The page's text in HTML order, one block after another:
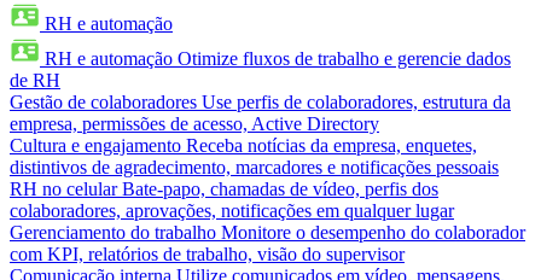
RH e automação
RH e automação Otimize fluxos de trabalho e gerencie dados
de RH
Gestão de colaboradores Use perfis de colaboradores, estrutura da
empresa, permissões de acesso, Active Directory
Cultura e engajamento Receba notícias da empresa, enquetes,
distintivos de agradecimento, marcadores e notificações pessoais
RH no celular Bate-papo, chamadas de vídeo, perfis dos
colaboradores, aprovações, notificações em qualquer lugar
Gerenciamento do trabalho Monitore o desempenho do colaborador
com KPI, relatórios de trabalho, visão do supervisor
Comunicação interna Utilize comunicados em vídeo, mensagens,